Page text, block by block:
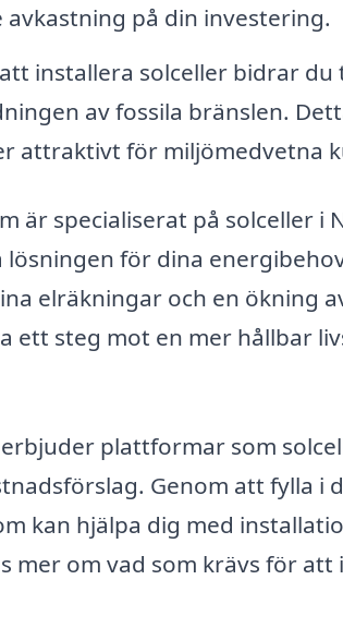
på din investering.
installera solceller bidrar du
av fossila bränslen.
attraktivt för miljömedvetna
specialiserat på solceller i
för dina
elräkningar och en ökning
ett steg mot en mer hållbar
plattformar som
Genom att fylla i
kan hjälpa dig med
mer om vad som krävs för att